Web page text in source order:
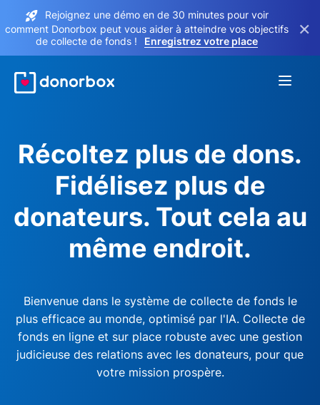
Rejoignez une démo en de 30 minutes pour voir
comment Donorbox peut vous aider à atteindre vos objectifs
de collecte de fonds !
Enregistrez votre place
×
Récoltez plus de dons.
Fidélisez plus de
donateurs. Tout cela au
même endroit.
Bienvenue dans le système de collecte de fonds le
plus efficace au monde, optimisé par l'IA. Collecte de
fonds en ligne et sur place robuste avec une gestion
judicieuse des relations avec les donateurs, pour que
votre mission prospère.